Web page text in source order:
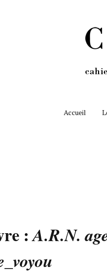
Accueil
:A.R.N.